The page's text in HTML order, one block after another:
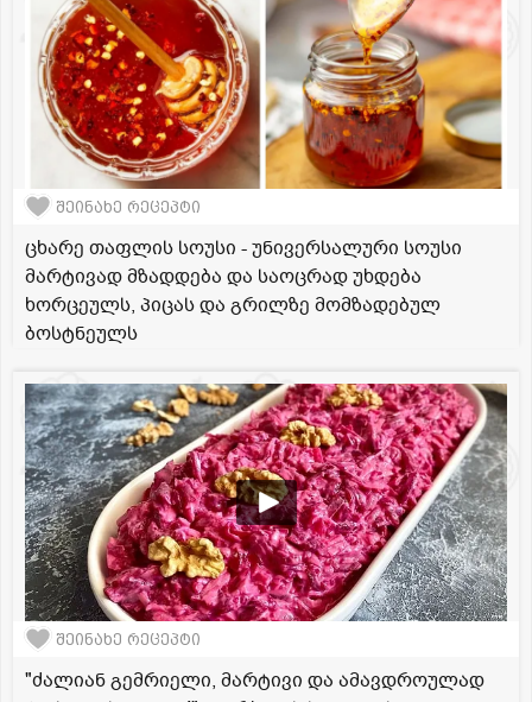
შეინახე რეცეპტი
ცხარე თაფლის სოუსი - უნივერსალური სოუსი
მარტივად მზადდება და საოცრად უხდება
ხორცეულს, პიცას და გრილზე მომზადებულ
ბოსტნეულს
შეინახე რეცეპტი
"ძალიან გემრიელი, მარტივი და ამავდროულად